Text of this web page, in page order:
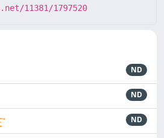
11381/1797520
ND
ND
ND